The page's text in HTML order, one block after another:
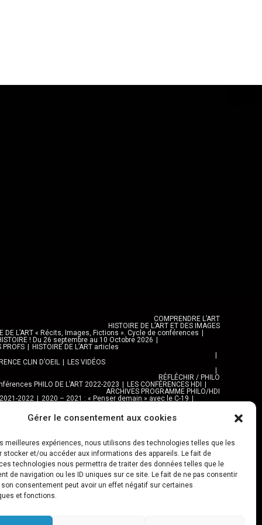
Gérer le consentement aux cookies
meilleures expériences, nous utilisons des technologies telles que les
stocker et/ou accéder aux informations des appareils. Le fait de
technologies nous permettra de traiter des données telles que le
de navigation ou les ID uniques sur ce site. Le fait de ne pas consentir
son consentement peut avoir un effet négatif sur certaines
et fonctions.
COMPRENDRE L’ART
HISTOIRE DE L’ART ET DES IMAGES
DE L’ART « Récits, Images, Fictions ». Cycle de conférences
! Du 26 septembre au 10 Octobre 2026
PROFS
HISTOIRE DE L’ART articles
CLIN D’OEIL
LES VIDÉOS
RÉFLÉCHIR / PHILO
PHILO DE L’ART 2022-2023
LES CONFÉRENCES HDI
ARCHIVES PROGRAMME PHILO/HDI
2022
2020 – 2021 : « Penser demain » avec le C-19
EXPOS, ARTS ET VILLES
Al TANNOUR
BALADES, SORTIES
URBAINES 2025
PROGRAMME BALADES en Essonne 2024
URBAN SKETCHERS ESSONNE
2024-2025 :
Archives URBAN SKETCHERS ESSONNE
JEU URBAIN « JeSuisMaVille »